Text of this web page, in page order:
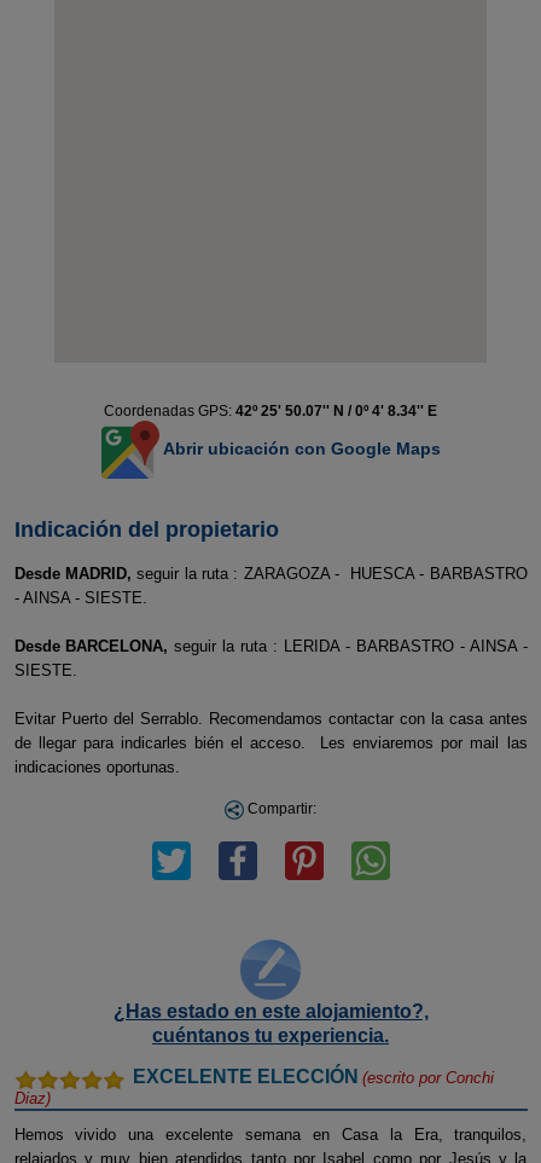
Coordenadas GPS: 42º 25' 50.07'' N / 0º 4' 8.34'' E
Abrir ubicación con Google Maps
Indicación del propietario
Desde MADRID, seguir la ruta : ZARAGOZA - HUESCA - BARBASTRO
- AINSA - SIESTE.
Desde BARCELONA, seguir la ruta : LERIDA - BARBASTRO - AINSA -
SIESTE.
Evitar Puerto del Serrablo. Recomendamos contactar con la casa antes
de llegar para indicarles bién el acceso. Les enviaremos por mail las
indicaciones oportunas.
Compartir:
¿Has estado en este alojamiento?,
cuéntanos tu experiencia.
EXCELENTE ELECCIÓN (escrito por Conchi
Diaz)
Hemos vivido una excelente semana en Casa la Era, tranquilos,
relajados y muy bien atendidos tanto por Isabel como por Jesús y la